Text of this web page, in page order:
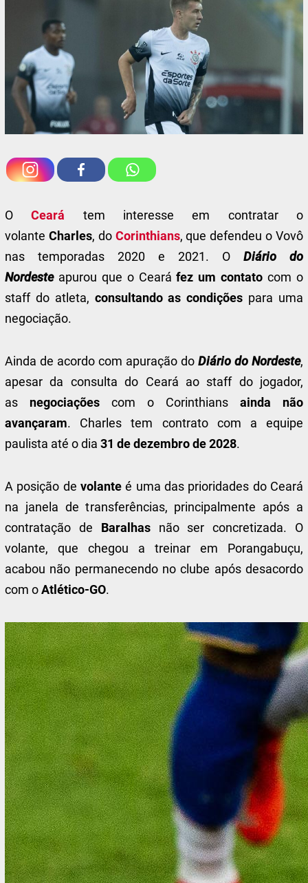
OCeará
tem interesse em contratar o
volante Charles, do Corinthians, que defendeu o Vovô
nas temporadas 2020 e 2021. O Diário do
Nordesteapurou que o Cearáfez um contato com o
staff do atleta, consultando as condições para uma
negociação.
Ainda de acordo com apuração do Diário do Nordeste,
apesar da consulta do Ceará ao staff do jogador,
as negociaçõescom o Corinthians ainda não
avançaram. Charles tem contrato com a equipe
paulista até o dia31 de dezembro de 2028.
A posição devolanteé uma das prioridades do Ceará
na janela de transferências, principalmente após a
contratação de Baralhasnão ser concretizada. O
volante, que chegou a treinar em Porangabuçu,
acabou não permanecendo no clube após desacordo
com oAtlético-GO.